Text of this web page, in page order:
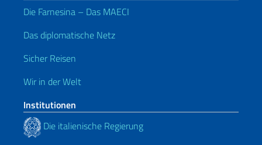
Die Farnesina – Das MAECI
Das diplomatische Netz
Sicher Reisen
Wir in der Welt
Institutionen
Die italienische Regierung